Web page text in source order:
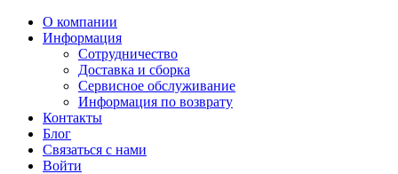
О компании
Информация
Сотрудничество
Доставка и сборка
Сервисное обслуживание
Информация по возврату
Контакты
Блог
Связаться с нами
Войти